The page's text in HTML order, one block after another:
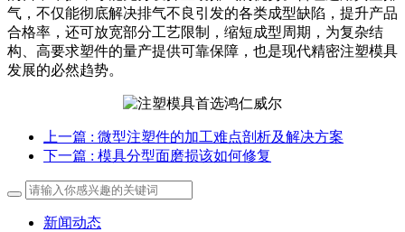
气，不仅能彻底解决排气不良引发的各类成型缺陷，提升产品
合格率，还可放宽部分工艺限制，缩短成型周期，为复杂结
构、高要求塑件的量产提供可靠保障，也是现代精密注塑模具
发展的必然趋势。
上一篇 : 微型注塑件的加工难点剖析及解决方案
下一篇 : 模具分型面磨损该如何修复
新闻动态